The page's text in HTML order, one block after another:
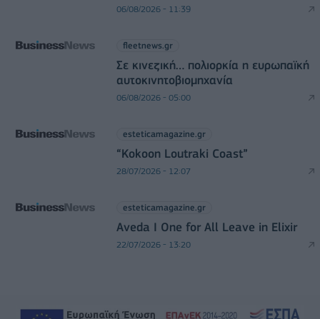
06/08/2026 - 11:39
fleetnews.gr
Σε κινεζική… πολιορκία η ευρωπαϊκή
αυτοκινητοβιομηχανία
06/08/2026 - 05:00
esteticamagazine.gr
“Kokoon Loutraki Coast”
28/07/2026 - 12:07
esteticamagazine.gr
Aveda I One for All Leave in Elixir
22/07/2026 - 13:20